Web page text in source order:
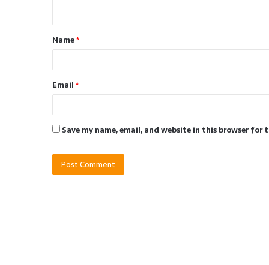
t
*Name*
Email*
Save my name, email, and website in this browser